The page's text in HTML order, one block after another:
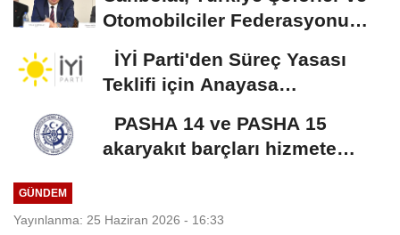
Otomobilciler Federasyonu
Başkanı Yiğiner...
İYİ Parti'den Süreç Yasası
Teklifi için Anayasa
PASHA 14 ve PASHA 15
akaryakıt barçları hizmete
GÜNDEM
Yayınlanma: 25 Haziran 2026 - 16:33